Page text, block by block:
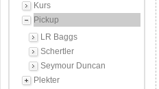
Kurs
Pickup
LR Baggs
Schertler
Seymour Duncan
Plekter